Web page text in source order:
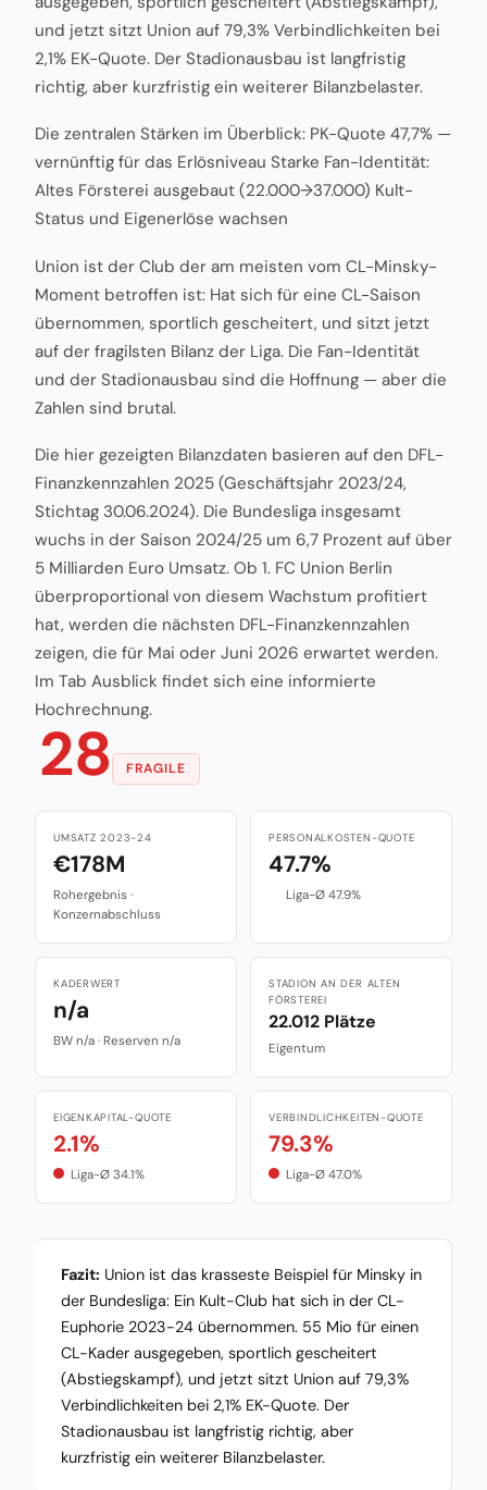
und jetzt sitzt Union auf 79,3% Verbindlichkeiten bei
2,1% EK-Quote. Der Stadionausbau ist langfristig
richtig, aber kurzfristig ein weiterer Bilanzbelaster.
Die zentralen Stärken im Überblick: PK-Quote 47,7% —
vernünftig für das Erlösniveau Starke Fan-Identität:
Altes Försterei ausgebaut (22.000→37.000) Kult-
Status und Eigenerlöse wachsen
Union ist der Club der am meisten vom CL-Minsky-
Moment betroffen ist: Hat sich für eine CL-Saison
übernommen, sportlich gescheitert, und sitzt jetzt
auf der fragilsten Bilanz der Liga. Die Fan-Identität
und der Stadionausbau sind die Hoffnung — aber die
Zahlen sind brutal.
Die hier gezeigten Bilanzdaten basieren auf den DFL-
Finanzkennzahlen 2025 (Geschäftsjahr 2023/24,
Stichtag 30.06.2024). Die Bundesliga insgesamt
wuchs in der Saison 2024/25 um 6,7 Prozent auf über
5 Milliarden Euro Umsatz. Ob 1. FC Union Berlin
überproportional von diesem Wachstum profitiert
hat, werden die nächsten DFL-Finanzkennzahlen
zeigen, die für Mai oder Juni 2026 erwartet werden.
Im Tab Ausblick findet sich eine informierte
Hochrechnung.
28 FRAGILE
UMSATZ 2023-24
€178M
Rohergebnis ·
Konzernabschluss
PERSONALKOSTEN-QUOTE
47.7%
Liga-Ø 47.9%
KADERWERT
n/a
BW n/a · Reserven n/a
STADION AN DER ALTEN
FÖRSTEREI
22.012 Plätze
Eigentum
EIGENKAPITAL-QUOTE
2.1%
Liga-Ø 34.1%
VERBINDLICHKEITEN-QUOTE
79.3%
Liga-Ø 47.0%
Fazit: Union ist das krasseste Beispiel für Minsky in
der Bundesliga: Ein Kult-Club hat sich in der CL-
Euphorie 2023-24 übernommen. 55 Mio für einen
CL-Kader ausgegeben, sportlich gescheitert
(Abstiegskampf), und jetzt sitzt Union auf 79,3%
Verbindlichkeiten bei 2,1% EK-Quote. Der
Stadionausbau ist langfristig richtig, aber
kurzfristig ein weiterer Bilanzbelaster.